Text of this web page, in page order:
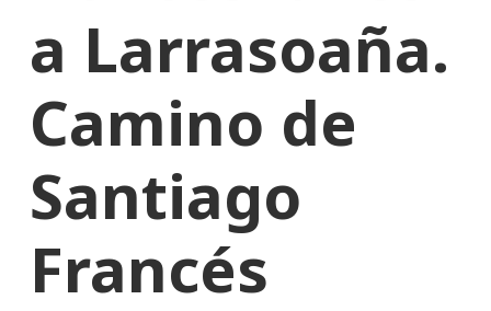
a Larrasoaña.
Camino de
Santiago
Francés